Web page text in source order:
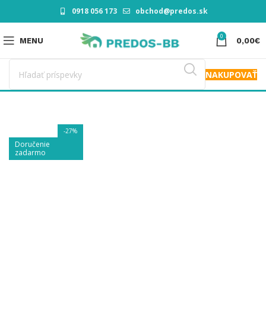
0918 056 173 obchod@predos.sk
MENU 0 0,00€
NAKUPOVAŤ
-27%
Doručenie
zadarmo